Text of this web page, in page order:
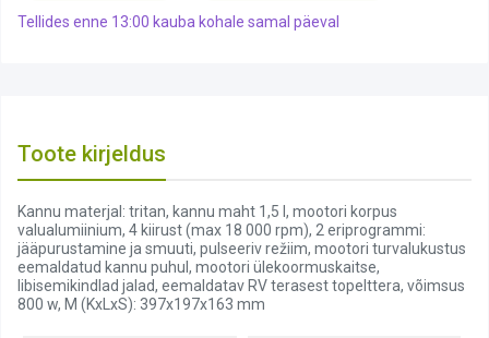
Tellides enne 13:00 kauba kohale samal päeval
Toote kirjeldus
Kannu materjal: tritan, kannu maht 1,5 l, mootori korpus
valualumiinium, 4 kiirust (max 18 000 rpm), 2 eriprogrammi:
jääpurustamine ja smuuti, pulseeriv režiim, mootori turvalukustus
eemaldatud kannu puhul, mootori ülekoormuskaitse,
libisemikindlad jalad, eemaldatav RV terasest topelttera, võimsus
800 w, M (KxLxS): 397x197x163 mm